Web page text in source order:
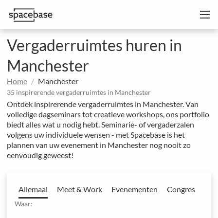
Vergaderruimtes huren in
Manchester
Home Manchester
35 inspirerende vergaderruimtes in Manchester
Ontdek inspirerende vergaderruimtes in Manchester. Van
volledige dagseminars tot creatieve workshops, ons portfolio
biedt alles wat u nodig hebt. Seminarie- of vergaderzalen
volgens uw individuele wensen - met Spacebase is het
plannen van uw evenement in Manchester nog nooit zo
eenvoudig geweest!
Allemaal Meet & Work Evenementen Congres
Waar: